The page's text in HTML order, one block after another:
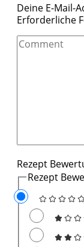
Deine E-Mail-
Erforderliche
Comment
Rezept
Rezept